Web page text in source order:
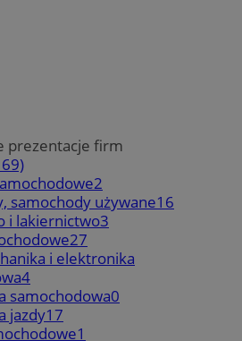
prezentacje firm
2
samochody używane16
i lakiernictwo3
27
i elektronika
4
samochodowa0
jazdy17
1